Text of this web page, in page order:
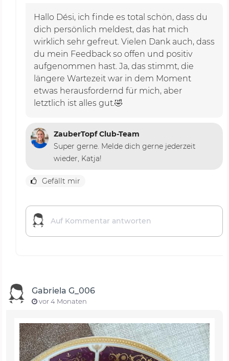
Hallo Dési, ich finde es total schön, dass du
dich persönlich meldest, das hat mich
wirklich sehr gefreut. Vielen Dank auch, dass
du mein Feedback so offen und positiv
aufgenommen hast. Ja, das stimmt, die
längere Wartezeit war in dem Moment
etwas herausfordernd für mich, aber
letztlich ist alles gut.🤣
ZauberTopf Club-Team
Super gerne. Melde dich gerne jederzeit
wieder, Katja!
Gefällt mir
Gabriela G_006
vor 4 Monaten